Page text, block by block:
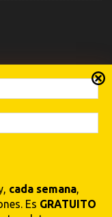
cada semana,
Es GRATUITO
del sur
| Desarrollado por